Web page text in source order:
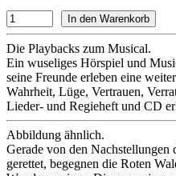
Die Playbacks zum Musical.
Ein wuseliges Hörspiel und
seine Freunde erleben eine
Wahrheit, Lüge, Vertrauen,
Lieder- und Regieheft und CD
Abbildung ähnlich.
Gerade von den Nachstellungen
gerettet, begegnen die Roten